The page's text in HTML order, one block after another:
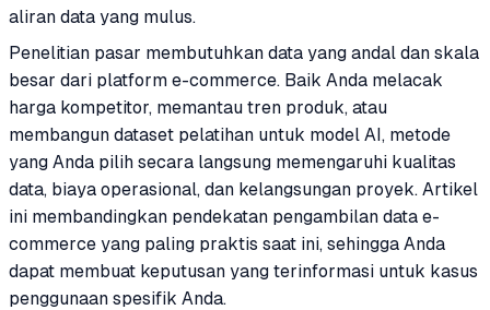
aliran data yang mulus.
Penelitian pasar membutuhkan data yang andal dan skala
besar dari platform e-commerce. Baik Anda melacak
harga kompetitor, memantau tren produk, atau
membangun dataset pelatihan untuk model AI, metode
yang Anda pilih secara langsung memengaruhi kualitas
data, biaya operasional, dan kelangsungan proyek. Artikel
ini membandingkan pendekatan pengambilan data e-
commerce yang paling praktis saat ini, sehingga Anda
dapat membuat keputusan yang terinformasi untuk kasus
penggunaan spesifik Anda.